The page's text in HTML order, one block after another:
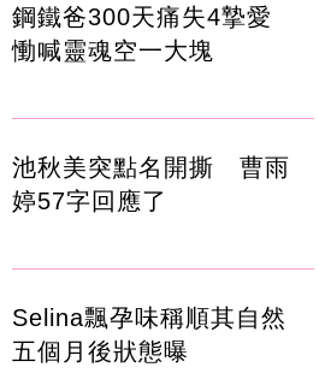
鋼鐵爸300天痛失4摯愛
慟喊靈魂空一大塊
池秋美突點名開撕 曹雨
婷57字回應了
Selina飄孕味稱順其自然
五個月後狀態曝